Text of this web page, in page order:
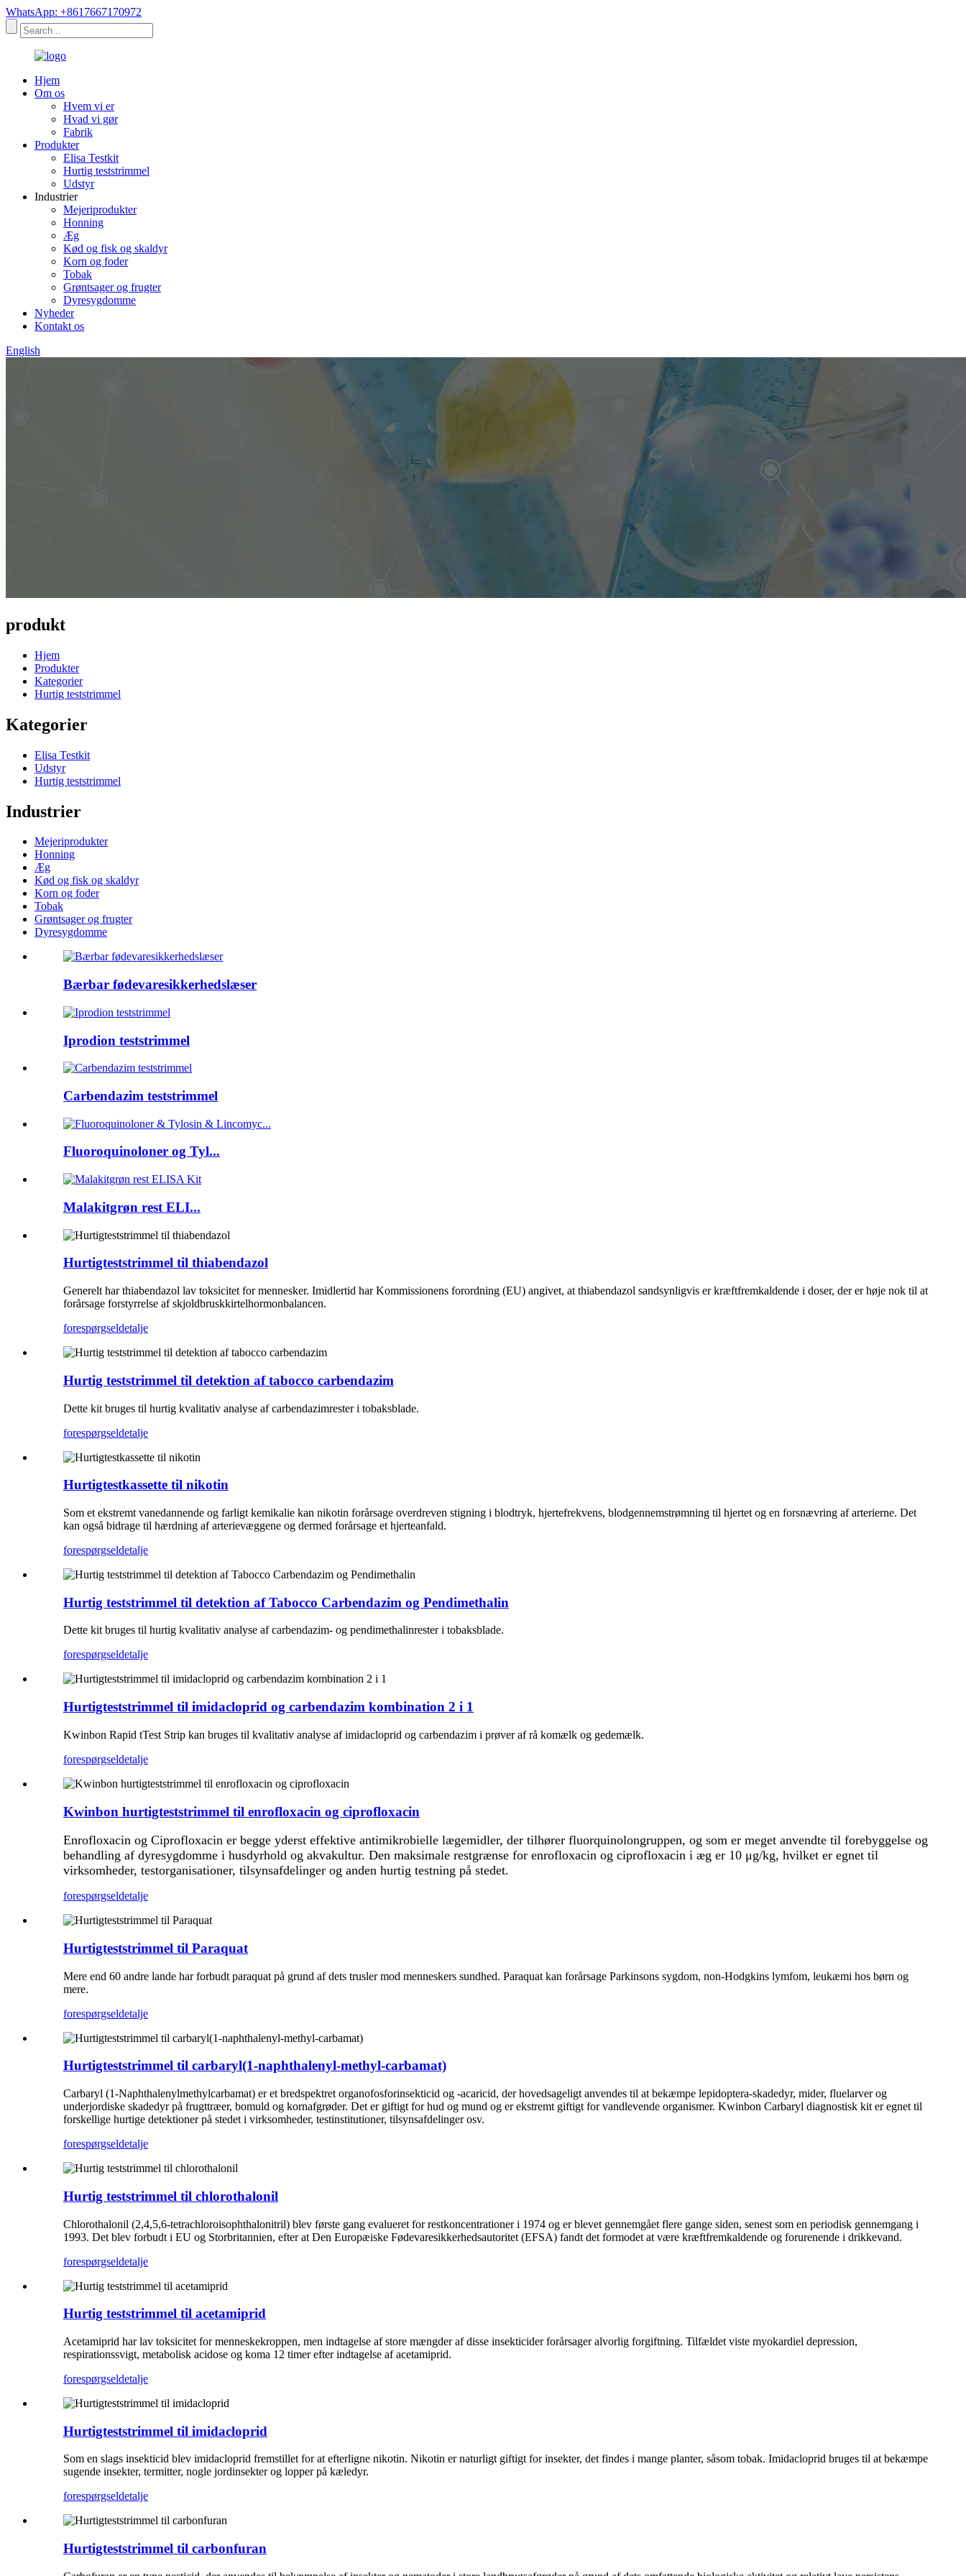
WhatsApp: +8617667170972
Hjem
Om os
Hvem vi er
Hvad vi gør
Fabrik
Produkter
Elisa Testkit
Hurtig teststrimmel
Udstyr
Industrier
Mejeriprodukter
Honning
Æg
Kød og fisk og skaldyr
Korn og foder
Tobak
Grøntsager og frugter
Dyresygdomme
Nyheder
Kontakt os
English
produkt
Hjem
Produkter
Kategorier
Hurtig teststrimmel
Kategorier
Elisa Testkit
Udstyr
Hurtig teststrimmel
Industrier
Mejeriprodukter
Honning
Æg
Kød og fisk og skaldyr
Korn og foder
Tobak
Grøntsager og frugter
Dyresygdomme
Bærbar fødevaresikkerhedslæser
Iprodion teststrimmel
Carbendazim teststrimmel
Fluoroquinoloner og Tyl...
Malakitgrøn rest ELI...
Hurtigteststrimmel til thiabendazol
Generelt har thiabendazol lav toksicitet for mennesker. Imidlertid har Kommissionens forordning (EU) angivet, at thiabendazol sandsynligvis er kræftfremkaldende i doser, der er høje nok til at
forårsage forstyrrelse af skjoldbruskkirtelhormonbalancen.
forespørgseldetalje
Hurtig teststrimmel til detektion af tabocco carbendazim
Dette kit bruges til hurtig kvalitativ analyse af carbendazimrester i tobaksblade.
forespørgseldetalje
Hurtigtestkassette til nikotin
Som et ekstremt vanedannende og farligt kemikalie kan nikotin forårsage overdreven stigning i blodtryk, hjertefrekvens, blodgennemstrømning til hjertet og en forsnævring af arterierne. Det
kan også bidrage til hærdning af arterievæggene og dermed forårsage et hjerteanfald.
forespørgseldetalje
Hurtig teststrimmel til detektion af Tabocco Carbendazim og Pendimethalin
Dette kit bruges til hurtig kvalitativ analyse af carbendazim- og pendimethalinrester i tobaksblade.
forespørgseldetalje
Hurtigteststrimmel til imidacloprid og carbendazim kombination 2 i 1
Kwinbon Rapid tTest Strip kan bruges til kvalitativ analyse af imidacloprid og carbendazim i prøver af rå komælk og gedemælk.
forespørgseldetalje
Kwinbon hurtigteststrimmel til enrofloxacin og ciprofloxacin
Enrofloxacin og Ciprofloxacin er begge yderst effektive antimikrobielle lægemidler, der tilhører fluorquinolongruppen, og som er meget anvendte til forebyggelse og
behandling af dyresygdomme i husdyrhold og akvakultur. Den maksimale restgrænse for enrofloxacin og ciprofloxacin i æg er 10 μg/kg, hvilket er egnet til
virksomheder, testorganisationer, tilsynsafdelinger og anden hurtig testning på stedet.
forespørgseldetalje
Hurtigteststrimmel til Paraquat
Mere end 60 andre lande har forbudt paraquat på grund af dets trusler mod menneskers sundhed. Paraquat kan forårsage Parkinsons sygdom, non-Hodgkins lymfom, leukæmi hos børn og
mere.
forespørgseldetalje
Hurtigteststrimmel til carbaryl(1-naphthalenyl-methyl-carbamat)
Carbaryl (1-Naphthalenylmethylcarbamat) er et bredspektret organofosforinsekticid og -acaricid, der hovedsageligt anvendes til at bekæmpe lepidoptera-skadedyr, mider, fluelarver og
underjordiske skadedyr på frugttræer, bomuld og kornafgrøder. Det er giftigt for hud og mund og er ekstremt giftigt for vandlevende organismer. Kwinbon Carbaryl diagnostisk kit er egnet til
forskellige hurtige detektioner på stedet i virksomheder, testinstitutioner, tilsynsafdelinger osv.
forespørgseldetalje
Hurtig teststrimmel til chlorothalonil
Chlorothalonil (2,4,5,6-tetrachloroisophthalonitril) blev første gang evalueret for restkoncentrationer i 1974 og er blevet gennemgået flere gange siden, senest som en periodisk gennemgang i
1993. Det blev forbudt i EU og Storbritannien, efter at Den Europæiske Fødevaresikkerhedsautoritet (EFSA) fandt det formodet at være kræftfremkaldende og forurenende i drikkevand.
forespørgseldetalje
Hurtig teststrimmel til acetamiprid
Acetamiprid har lav toksicitet for menneskekroppen, men indtagelse af store mængder af disse insekticider forårsager alvorlig forgiftning. Tilfældet viste myokardiel depression,
respirationssvigt, metabolisk acidose og koma 12 timer efter indtagelse af acetamiprid.
forespørgseldetalje
Hurtigteststrimmel til imidacloprid
Som en slags insekticid blev imidacloprid fremstillet for at efterligne nikotin. Nikotin er naturligt giftigt for insekter, det findes i mange planter, såsom tobak. Imidacloprid bruges til at bekæmpe
sugende insekter, termitter, nogle jordinsekter og lopper på kæledyr.
forespørgseldetalje
Hurtigteststrimmel til carbonfuran